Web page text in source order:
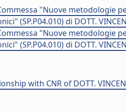
"Nuove metodologie
(SP.P04.010) di DOTT.
"Nuove metodologie
(SP.P04.010) di DOTT.
with CNR of DOTT.